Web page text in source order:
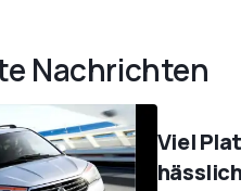
Nachrichten
Viel
hässlich